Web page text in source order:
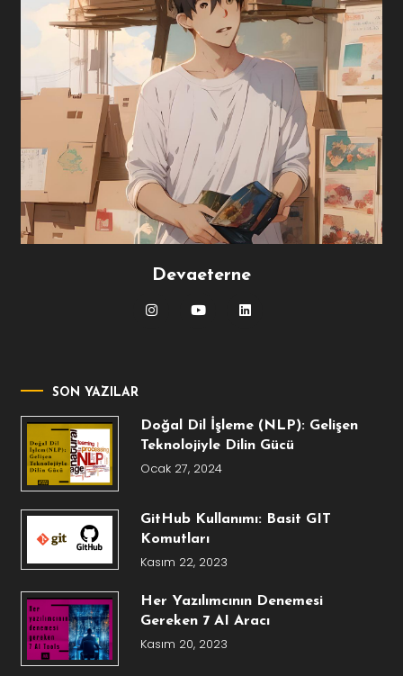
Devaeterne
SON YAZILAR
Doğal Dil İşleme (NLP): Gelişen
Teknolojiyle Dilin Gücü
Ocak 27, 2024
GitHub Kullanımı: Basit GIT
Komutları
Kasım 22, 2023
Her Yazılımcının Denemesi
Gereken 7 AI Aracı
Kasım 20, 2023